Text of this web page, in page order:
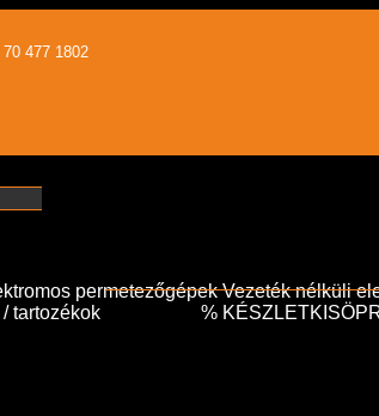
477 1802
permetezőgépek Vezeték nélküli
tartozékok %